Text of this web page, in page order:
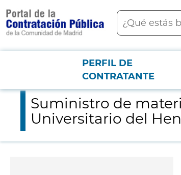
contenido
principal
Buscar
Menú PCON
PERFIL DE
CONTRATANTE
Suministro de material diverso para el
Suministro de
Universitario del